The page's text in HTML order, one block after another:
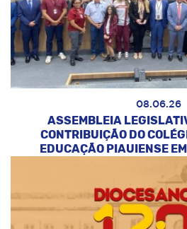
08.06.26
ASSEMBLEIA
CONTRIBUIÇÃO DO
EDUCAÇÃO PIAUIENSE